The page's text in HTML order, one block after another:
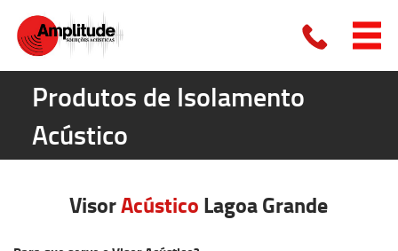
Produtos de Isolamento
Acústico
VisorAcústico Lagoa Grande